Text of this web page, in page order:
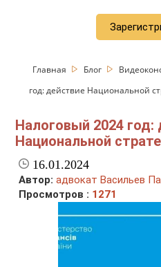
Главная Блог
год: действие Национальной
Налоговый 2024 год:
Национальной
16.01.2024
Автор: адвокат Васильев
Просмотров : 1271